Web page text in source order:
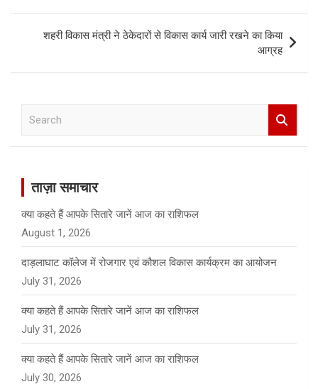
शहरी विकास मंत्री ने ठेकेदारों से विकास कार्य जारी रखने का किया
आग्रह
ताज़ा समाचार
क्या कहते हैं आपके सितारे जानें आज का राशिफल
August 1, 2026
दाड़लाघाट कॉलेज में रोजगार एवं कौशल विकास कार्यक्रम का आयोजन
July 31, 2026
क्या कहते हैं आपके सितारे जानें आज का राशिफल
July 31, 2026
क्या कहते हैं आपके सितारे जानें आज का राशिफल
July 30, 2026